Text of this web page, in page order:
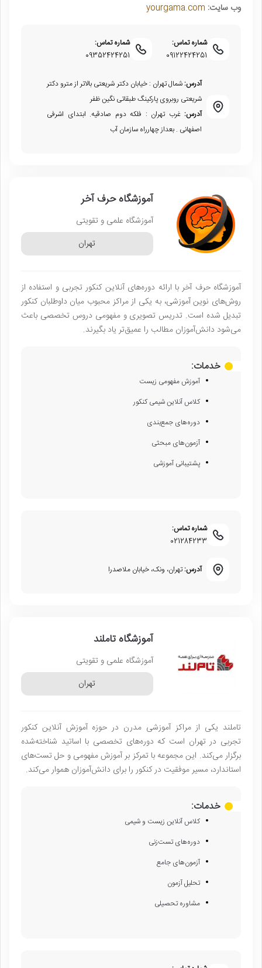
وب سایت: yourgama.com
شماره تماس:
09122424251
شماره تماس:
09352424251
آدرس:شمال تهران : خیابان دکتر شریعتی بالاتر از مترو دکتر
شریعتی روبروی پارکینگ طبقاتی نگین ظفر
آدرس: غرب تهران : فلکه دوم صادقیه. ابتدای اشرفی
اصفهانی . بعداز چهارراه سازمان آب
آموزشگاه حرف آخر
آموزشگاه علمی و تقویتی
تهران
آموزشگاه حرف آخر با ارائه دوره‌های آنلاین کنکور تجربی و استفاده از
روش‌های نوین آموزشی، به یکی از مراکز محبوب میان داوطلبان کنکور
تبدیل شده است. تدریس تصویری و مفهومی دروس تخصصی باعث
می‌شود دانش‌آموزان مطالب را عمیق‌تر یاد بگیرند.
خدمات:
آموزش مفهومی زیست
کلاس آنلاین شیمی کنکور
دوره‌های جمع‌بندی
آزمون‌های مبحثی
پشتیبانی آموزشی
شماره تماس:
021284233
آدرس:تهران، ونک، خیابان ملاصدرا
آموزشگاه تاملند
آموزشگاه علمی و تقویتی
تهران
تاملند یکی از مراکز آموزشی مدرن در حوزه آموزش آنلاین کنکور
تجربی در تهران است که دوره‌های تخصصی با اساتید شناخته‌شده
برگزار می‌کند. این مجموعه با تمرکز بر آموزش مفهومی و حل تست‌های
استاندارد، مسیر موفقیت در کنکور را برای دانش‌آموزان هموار می‌کند.
خدمات:
کلاس آنلاین زیست و شیمی
دوره‌های تست‌زنی
آزمون‌های جامع
تحلیل آزمون
مشاوره تحصیلی